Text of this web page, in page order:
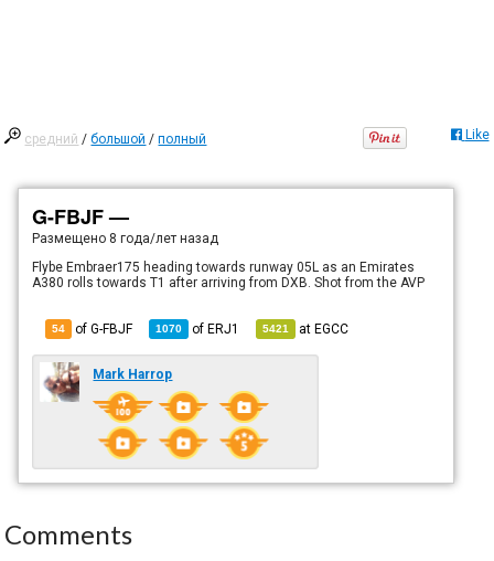
средний /большой /полный Like
G-FBJF —
Размещено 8 года/лет назад
Flybe Embraer175 heading towards runway 05L as an Emirates
A380 rolls towards T1 after arriving from DXB. Shot from the AVP
54 of G-FBJF 1070 ofERJ1 5421 atEGCC
Mark Harrop
Comments